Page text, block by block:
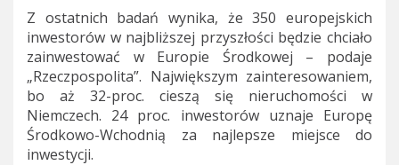
Z ostatnich badań wynika, że 350 europejskich
inwestorów w najbliższej przyszłości będzie chciało
zainwestować w Europie Środkowej – podaje
„Rzeczpospolita”. Największym zainteresowaniem,
bo aż 32-proc. cieszą się nieruchomości w
Niemczech. 24 proc. inwestorów uznaje Europę
Środkowo-Wchodnią za najlepsze miejsce do
inwestycji.